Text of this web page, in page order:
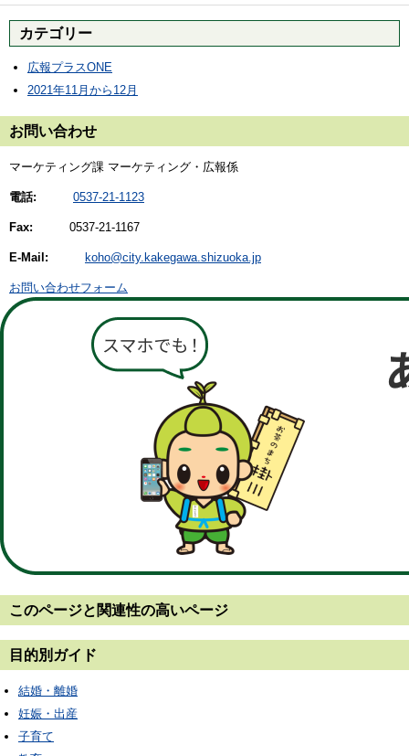
カテゴリー
広報プラスONE
2021年11月から12月
お問い合わせ
マーケティング課 マーケティング・広報係
電話: 0537-21-1123
Fax: 0537-21-1167
E-Mail: koho@city.kakegawa.shizuoka.jp
お問い合わせフォーム
このページと 関連性の高いページ
目的別ガイド
結婚・離婚
妊娠・出産
子育て